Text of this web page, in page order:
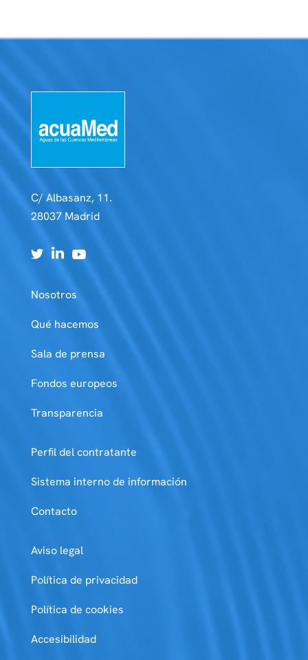
C/ Albasanz, 11.
28037 Madrid
Nosotros
Qué hacemos
Sala de prensa
Fondos europeos
Transparencia
Perfil del contratante
Sistema interno de información
Contacto
Aviso legal
Política de privacidad
Política de cookies
Accesibilidad